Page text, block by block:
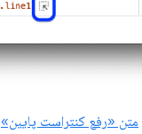
متن «رفع کنتراست پایین»